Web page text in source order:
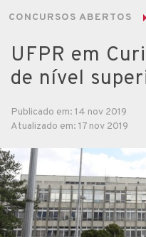
CONCURSOS ABERTOS
UFPR em
de nível
Publicado em: 14 nov 2019
Atualizado em: 17 nov 2019